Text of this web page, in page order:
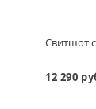
Свитшот
12 290